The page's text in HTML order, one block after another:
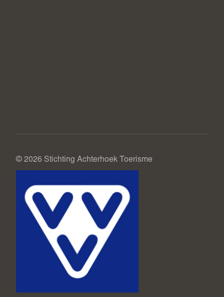
© 2026 Stichting Achterhoek Toerisme